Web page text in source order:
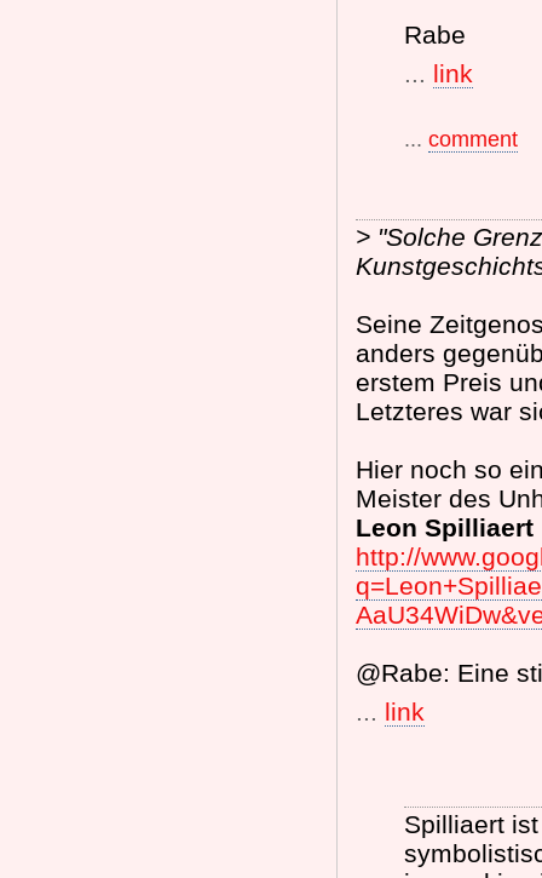
Rabe
... link
... comment
> "Solche
Seine
anders
erstem Preis
Letzteres war
Hier noch so
Meister des
Leon Spilliaert
http://
@Rabe: Eine
... link
Spilliaert